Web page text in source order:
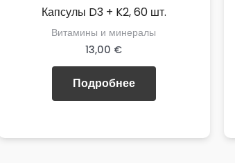
Капсулы D3 + K2, 60 шт.
Витамины и минералы
13,00 €
Подробнее